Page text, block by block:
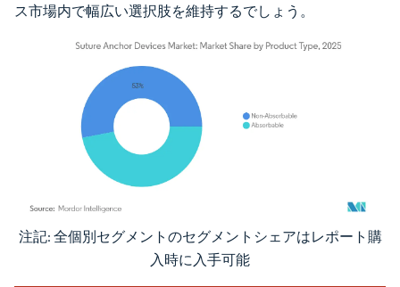
ス市場内で幅広い選択肢を維持するでしょう。
画像 © Mordor Intelligence。再利用にはCC BY 4.0の表示が必要です。
注記: 全個別セグメントのセグメントシェアはレポート購
入時に入手可能